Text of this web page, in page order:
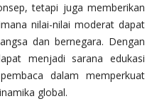
tetapi juga memberikan
nilai-nilai moderat dapat
dan bernegara. Dengan
menjadi sarana edukasi
dalam memperkuat
global.